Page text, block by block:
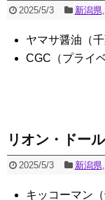
2025/5/3 新潟県,
ヤマサ醤油（千
CGC（プライ
リオン・ドー
2025/5/3 新潟県,
キッコーマン